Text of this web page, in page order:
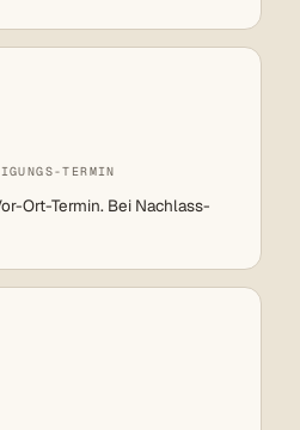
TERMIN
Ort-Termin. Bei Nachlass-